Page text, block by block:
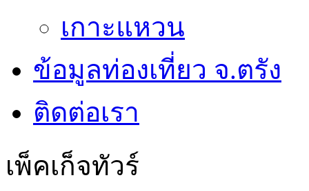
เกาะแหวน
ข้อมูลท่องเที่ยว จ.ตรัง
ติดต่อเรา
เพ็คเก็จทัวร์